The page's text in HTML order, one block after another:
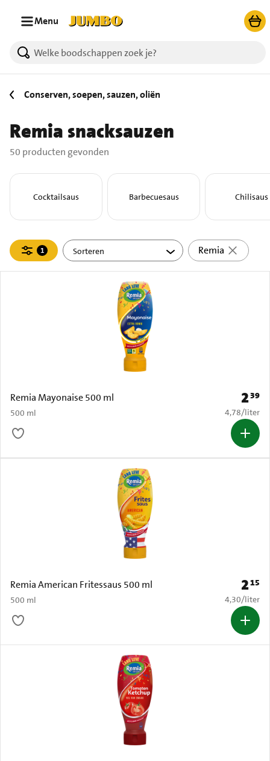
Menu
50 producten gevonden.
Conserven, soepen, sauzen, oliën
Remia snacksauzen
50 producten gevonden
Cocktailsaus Barbecuesaus Chilisaus
Filteren
1
actief
Remia
Remia Mayonaise 500 ml
500 ml
Prijs:
239
€ 4,78 per
4,78/liter
Remia American Fritessaus 500 ml
500 ml
Prijs:
215
€ 4,30 per
4,30/liter